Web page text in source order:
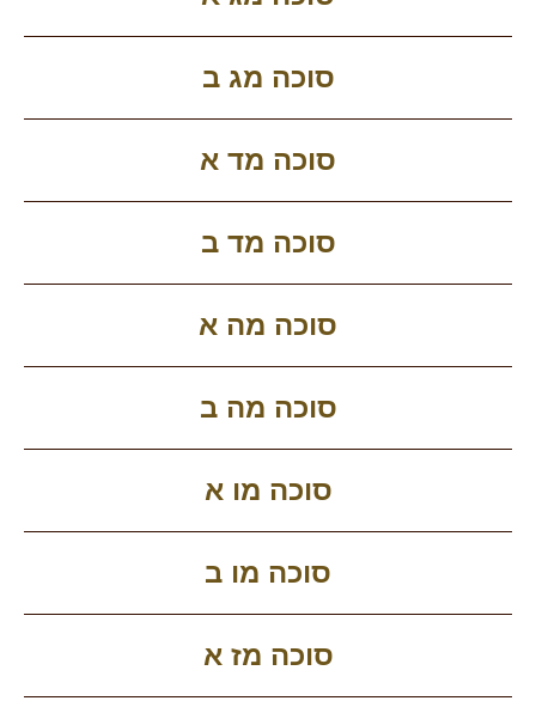
סוכה מג ב
סוכה מד א
סוכה מד ב
סוכה מה א
סוכה מה ב
סוכה מו א
סוכה מו ב
סוכה מז א